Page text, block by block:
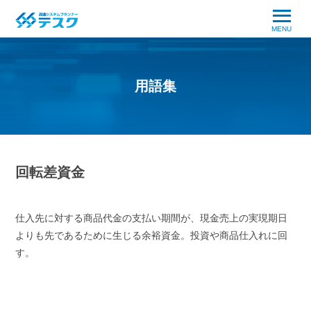
MENU
用語集
回転差資金
仕入先に対する商品代金の支払い期間が、現金売上の実現期日
よりも先であるために生じる余裕資金。投資や商品仕入れに回
す。